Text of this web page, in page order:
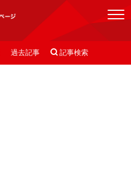
過去記事  記事検索